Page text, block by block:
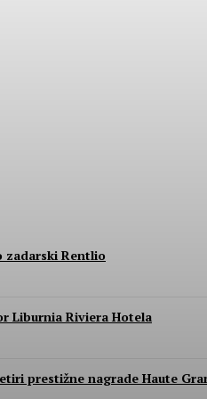
zadarski Rentlio
Liburnia Riviera Hotela
prestižne nagrade Haute